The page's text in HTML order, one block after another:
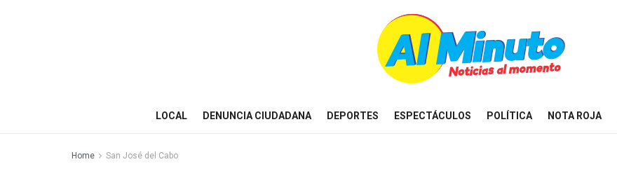
LOCAL DENUNCIA CIUDADANA DEPORTES ESPECTÁCULOS POLÍTICA NOTA ROJA
Home San José del Cabo